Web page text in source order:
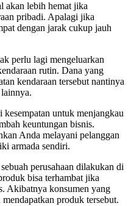
akan lebih hemat jika
pribadi. Apalagi jika
dengan jarak cukup jauh
perlu lagi mengeluarkan
rutin. Dana yang
kendaraan tersebut nantinya
untuk menjangkau
keuntungan bisnis.
Anda melayani pelanggan
armada sendiri.
perusahaan dilakukan di
bisa terhambat jika
Akibatnya konsumen yang
produk tersebut.